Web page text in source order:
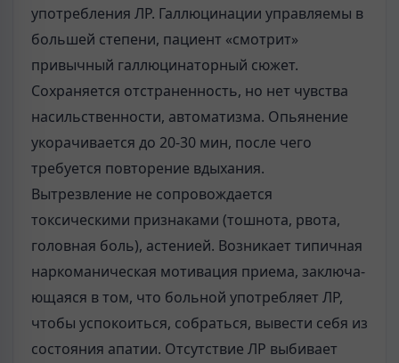
употребления ЛР. Галлюцинации управляемы в
большей степени, пациент «смотрит»
привычный галлюцинаторный сюжет.
Сохраняется отстра­ненность, но нет чувства
насильственности, автоматизма. Опьянение
укорачи­вается до 20-30 мин, после чего
требуется повторение вдыхания.
Вытрезвление не сопровождается
токсическими признаками (тошнота, рвота,
головная боль), астенией. Возникает типичная
наркоманическая мотивация приема, заключа­
ющаяся в том, что больной употребляет ЛР,
чтобы успокоиться, собраться, вывести себя из
состояния апатии. Отсутствие ЛР выбивает